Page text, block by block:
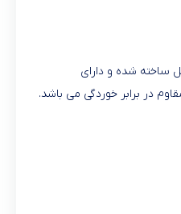
ساخته شده و دارای
در برابر خوردگی می باشد.